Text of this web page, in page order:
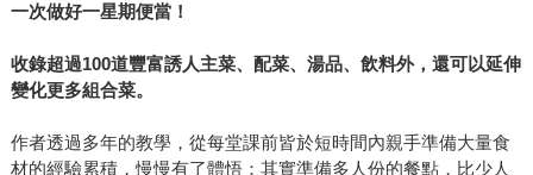
一次做好一星期便當！
收錄超過100道豐富誘人主菜、配菜、湯品、飲料外，還可以延伸
變化更多組合菜。
作者透過多年的教學，從每堂課前皆於短時間內親手準備大量食
材的經驗累積，慢慢有了體悟：其實準備多人份的餐點，比少人